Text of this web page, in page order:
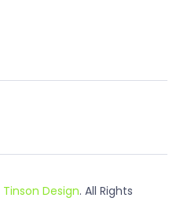
Tinson Design. All Rights